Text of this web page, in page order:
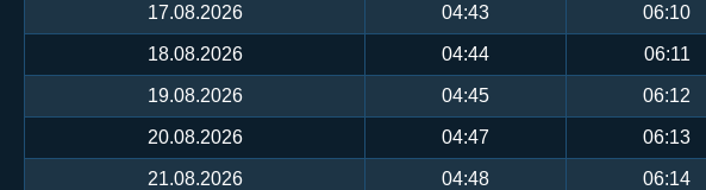
17.08.2026 04:43 06:10
18.08.2026 04:44 06:11
19.08.2026 04:45 06:12
20.08.2026 04:47 06:13
21.08.2026 04:48 06:14